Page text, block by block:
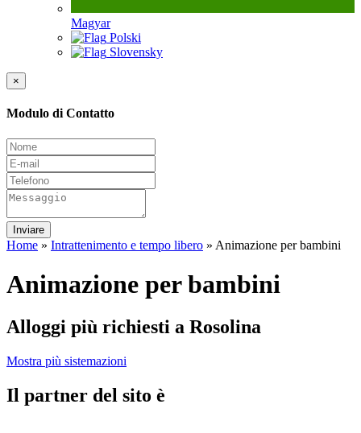
Magyar
Polski
Slovensky
×
Modulo di Contatto
Inviare
Home » Intrattenimento e tempo libero » Animazione per bambini
Animazione per bambini
Alloggi più richiesti a Rosolina
Mostra più sistemazioni
Il partner del sito è